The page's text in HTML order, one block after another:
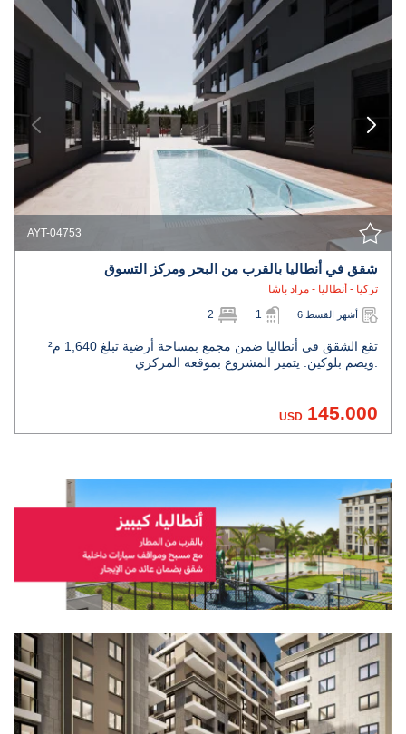
AYT-04753
شقق في أنطاليا بالقرب من البحر ومركز التسوق
تركيا - أنطاليا - مراد باشا
2 1 6 أشهر القسط
تقع الشقق في أنطاليا ضمن مجمع بمساحة أرضية تبلغ 1,640 م²
145.000
USD